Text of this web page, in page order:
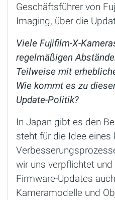
Geschäftsführer von
Imaging, über die
Viele Fujifilm-X-
regelmäßigen
Teilweise mit
Wie kommt es zu
Update-Politik?
In Japan gibt es den
steht für die Idee eines
wir uns verpflichtet
Firmware-Updates
Kameramodelle und